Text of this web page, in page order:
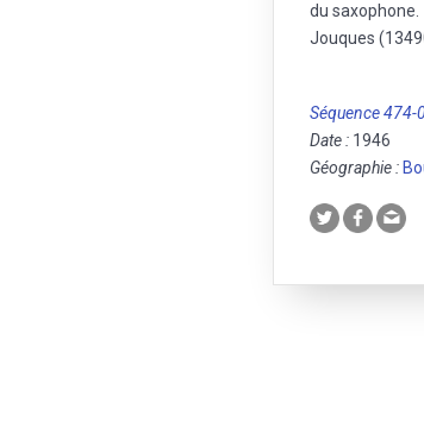
du saxophone.
Jouques
Séquence 474-
Date : 1946
Géographie :